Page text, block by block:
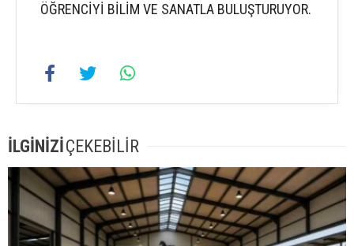
ÖĞRENCİYİ BİLİM VE SANATLA BULUŞTURUYOR.
İLGİNİZİÇEKEBİLİR